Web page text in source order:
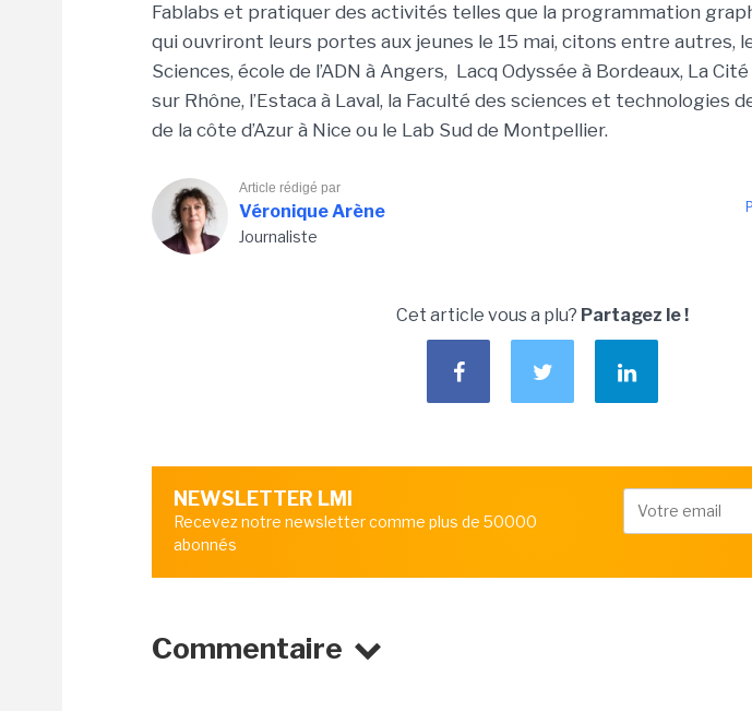
Fablabs et pratiquer des activités telles que la programmation
qui ouvriront leurs portes aux jeunes le 15 mai, citons entre autres,
Sciences, école de l’ADN à Angers, Lacq Odyssée à Bordeaux, La
sur Rhône, l’Estaca à Laval, la Faculté des sciences et technologies
de la côte d’Azur à Nice ou le Lab Sud de Montpellier.
Article rédigé par
Véronique Arène
Journaliste
Cet article vous a plu? Partagez le !
NEWSLETTER LMI
Recevez notre newsletter comme plus de 50000
abonnés
Commentaire